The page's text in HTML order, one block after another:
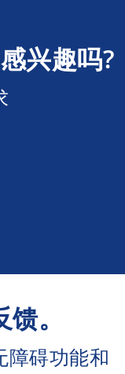
兴趣吗?
。
障碍功能和